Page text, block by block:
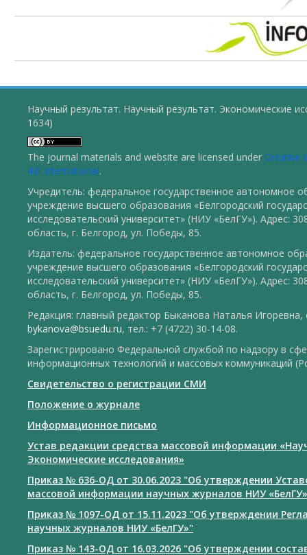
Научный результат. Научный результат. Экономические
1634)
The journal materials and website are licensed under Creative
4.0 International.
Учредитель: федеральное государственное автономное
учреждение высшего образования «Белгородский
исследовательский университет» (НИУ «БелГУ»). Адрес:
область, г. Белгород, ул. Победы, 85.
Издатель: федеральное государственное автономное
учреждение высшего образования «Белгородский
исследовательский университет» (НИУ «БелГУ»). Адрес:
область, г. Белгород, ул. Победы, 85.
Редакция: главный редактор Быканова Наталья Игоревна,
bykanova@bsuedu.ru, тел.: +7 (4722) 30-14-08.
Зарегистрировано Федеральной службой по надзору в
информационных технологий и массовых коммуникаций
Свидетельство о регистрации СМИ
Положение о журнале
Информационное письмо
Устав редакции средства массовой информации
Экономические исследования»
Приказ № 636-ОД от 30.06.2023 "Об утверждении
массовой информации научных журналов НИУ «БелГУ»
Приказ № 1097-ОД от 15.11.2023 "Об утверждении
научных журналов НИУ «БелГУ»"
Приказ № 143-ОД от 16.03.2026 "Об утверждении